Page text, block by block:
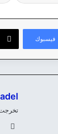
فيسبوك
تخرجت من كلية الألسن،